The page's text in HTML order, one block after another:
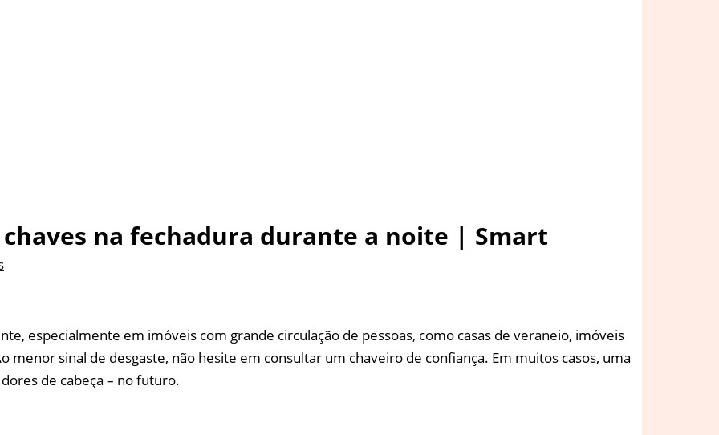
na fechadura durante a noite | Smart
especialmente em imóveis com grande circulação de pessoas, como casas de veraneio, imóveis
sinal de desgaste, não hesite em consultar um chaveiro de confiança. Em muitos casos, uma
de cabeça – no futuro.